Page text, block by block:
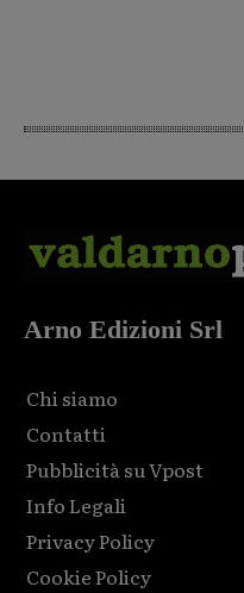
Arno Edizioni Srl
Chi siamo
Contatti
Pubblicità su Vpost
Info Legali
Privacy Policy
Cookie Policy